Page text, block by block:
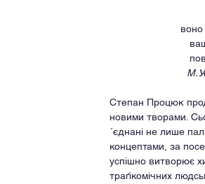
Степан Процюк
новими творами.
´єднані не лише
концептами, за
успішно витворює
траґікомічних